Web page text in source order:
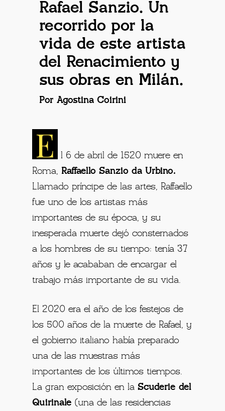
Rafael Sanzio. Un
recorrido por la
vida de este artista
del Renacimiento y
sus obras en Milán.
Por Agostina Coirini
E
l 6 de abril de 1520 muere en
Roma, Raffaello Sanzio da Urbino.
Llamado príncipe de las artes, Raffaello
fue uno de los artistas más
importantes de su época, y su
inesperada muerte dejó consternados
a los hombres de su tiempo: tenía 37
años y le acababan de encargar el
trabajo más importante de su vida.
El 2020 era el año de los festejos de
los 500 años de la muerte de Rafael, y
el gobierno italiano había preparado
una de las muestras más
importantes de los últimos tiempos.
Lagran exposición en laScuderie del
Quirinale(una de las residencias